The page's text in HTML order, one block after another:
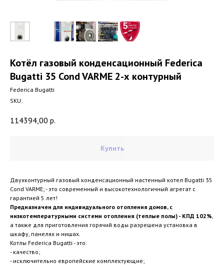
Котёл газовый конденсационный Federica
Bugatti 35 Cond VARME 2-х контурный
Federica Bugatti
SKU:
114394,00 р.
Купить
Двухконтурный газовый конденсационный настенный котел Bugatti 35
Cond VARME; - это современный и высокотехнологичный агрегат с
гарантией 5 лет!
Предназначен для индивидуального отопления домов, с
низкотемпературными системи отопления (теплые полы) - КПД 102%
а также для приготовления горячий воды.разрешена установка в
шкафу, панелях и нишах.
Котлы Federica Bugatti - это:
- качество;
- исключительно европейские комплектующие;